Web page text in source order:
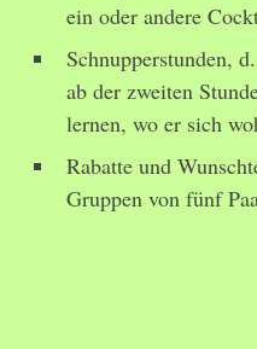
ein oder andere
Schnupperstunden,
ab der zweiten
lernen, wo er sich
Rabatte und
Gruppen von fünf